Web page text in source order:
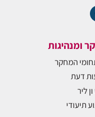
ומנהיגות
המחקר
דעת
ליר
תיעודי